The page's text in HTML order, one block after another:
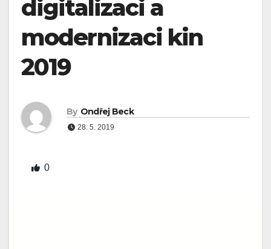
digitalizaci a
modernizaci kin
2019
By Ondřej Beck
28. 5. 2019
0